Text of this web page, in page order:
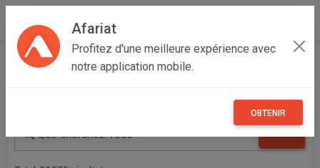
Afariat
Profitez d'une meilleure expérience avec
notre application mobile.
OBTENIR
Annonces gratuites en Tunisie
Que cherchez vous ?